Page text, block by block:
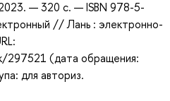
— 320 с. — ISBN 978-5-
// Лань : электронно-
(дата обращения:
для авториз.